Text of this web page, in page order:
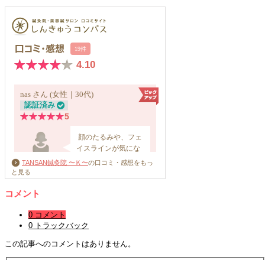
TANSAN鍼灸院 〜Ｋ〜の口コミ・感想をもっ
と見る
コメント
0 コメント
0 トラックバック
この記事へのコメントはありません。